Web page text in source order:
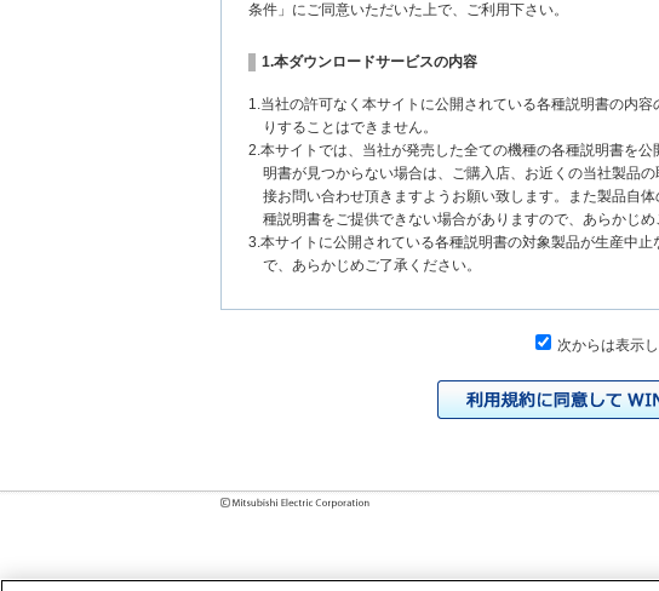
条件」にご同意いただいた上で、ご利用下さい。
1.本ダウンロードサービスの内容
1.当社の許可なく本サイトに公開されている各種説明書の内
りすることはできません。
2.本サイトでは、当社が発売した全ての機種の各種説明書を
明書が見つからない場合は、ご購入店、お近くの当社製品
接お問い合わせ頂きますようお願い致します。また製品自
種説明書をご提供できない場合がありますので、あらかじめ
3.本サイトに公開されている各種説明書の対象製品が生産中
で、あらかじめご了承ください。
いまして、本サイトに公開されている説明書の記載内容と
チェンジにより、異なる場合があります。本サイトに公開
各種説明書は、製品本体に同梱する各種説明書の変更の度に
次からは表示